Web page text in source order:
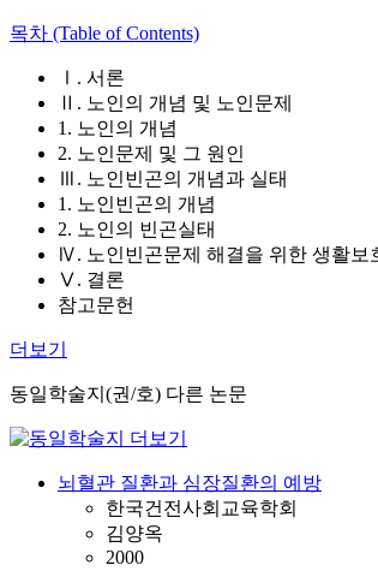
목차 (Table of Contents)
Ⅰ. 서론
Ⅱ. 노인의 개념 및 노인문제
1. 노인의 개념
2. 노인문제 및 그 원인
Ⅲ. 노인빈곤의 개념과 실태
1. 노인빈곤의 개념
2. 노인의 빈곤실태
Ⅳ. 노인빈곤문제 해결을 위한 생활보
Ⅴ. 결론
참고문헌
더보기
동일학술지(권/호) 다른 논문
뇌혈관 질환과 심장질환의 예방
한국건전사회교육학회
김양옥
2000